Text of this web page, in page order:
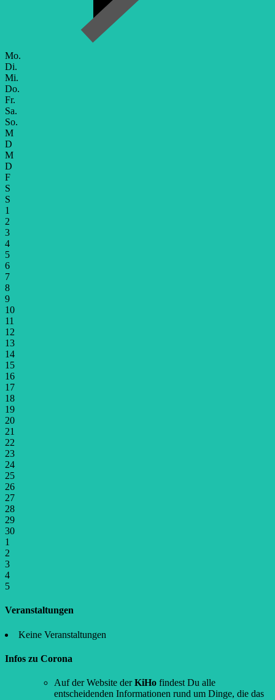
Mo.
Di.
Mi.
Do.
Fr.
Sa.
So.
M
D
M
D
F
S
S
1
2
3
4
5
6
7
8
9
10
11
12
13
14
15
16
17
18
19
20
21
22
23
24
25
26
27
28
29
30
1
2
3
4
5
Veranstaltungen
Keine Veranstaltungen
Infos zu Corona
Auf der Website derKiHo findest Du alle
entscheidenden Informationen rund um Dinge, die das